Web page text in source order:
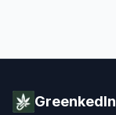
GreenkedIn